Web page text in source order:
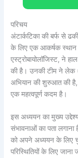
परिचय
अंटार्कटिका की बर्फ से
के लिए एक आकर्षक स्थान
एस्ट्रोबायोलॉजिस्ट, ने
की है। उनकी टीम ने
अभियान की शुरुआत की है,
एक महत्वपूर्ण कदम है।
इस अध्ययन का मुख्य
संभावनाओं का पता
को अपने अध्ययन के लिए
परिस्थितियों के लिए जाना